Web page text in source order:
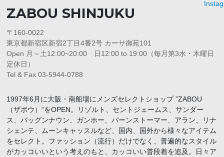
ZABOU SHINJUKU
〒160-0022
東京都新宿区新宿2丁目4番2号 カーサ御苑101
Open 月～土12:00~20:00 日12:00 to 19:00（毎月第3水・木曜日
定休日）
Tel & Fax 03-5944-0788
1997年6月に大阪・南船場にメンズセレクトショップ ”ZABOU
（ザボウ）“をOPEN。リゾルト、セントジェームス、サンダー
ス、バッグンナウン、ガンホー、バーンストーマー、アラン、リナ
シェンテ、ムーンキャッスルなど、国内、国外から様々なアイテム
をセレクト。ファッション（流行）だけでなく、普遍的なスタイル
がカッコいいという考えのもと、カッコいい普段着を追及。日々ア